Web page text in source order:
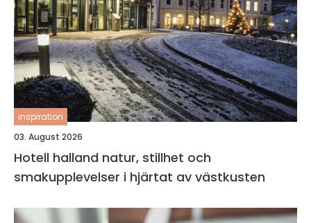
inspiration
03. August 2026
Hotell halland natur, stillhet och
smakupplevelser i hjärtat av västkusten